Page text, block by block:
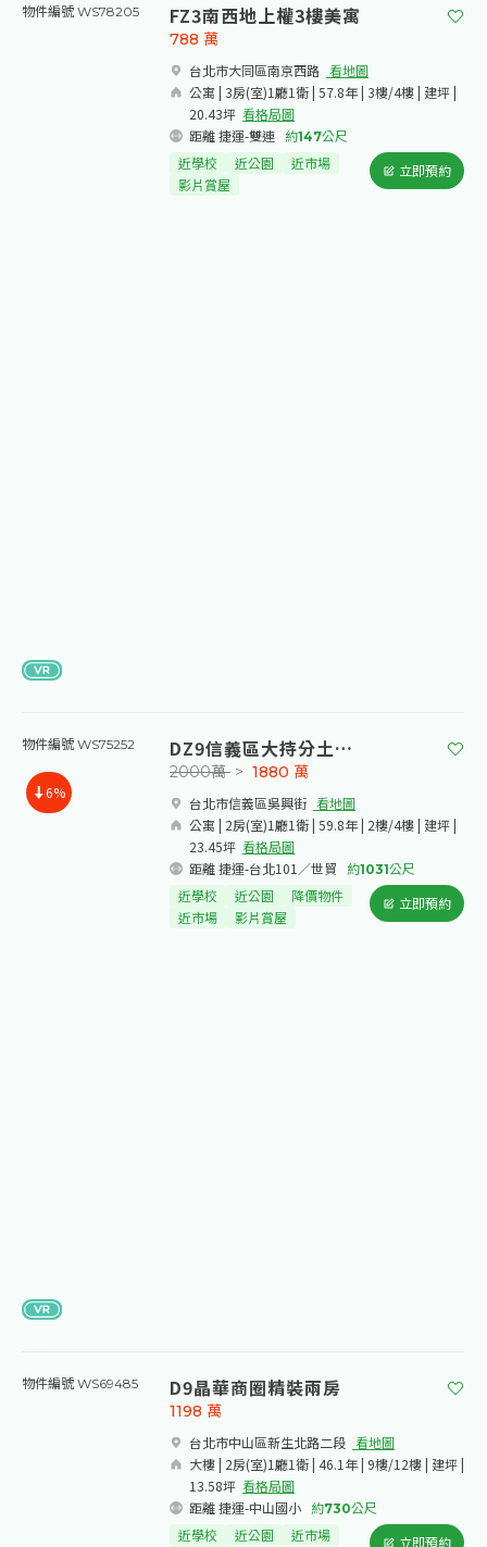
物件編號 WS78205 FZ3南西地上權3樓美寓
台北市大同區南京西路​ 看地圖
公寓 | 3房(室)1廳1衛 | 57.8年 | 3樓/4樓 | 建坪 |
20.43坪 看格局圖
距離 捷運-雙連
約147公尺
788 萬
近學校 近公園
近市場
影片賞屋
立即預約
物件編號 WS75252
6%
DZ9信義區大持分土地公寓
台北市信義區吳興街​ 看地圖
公寓 | 2房(室)1廳1衛 | 59.8年 | 2樓/4樓 | 建坪 |
23.45坪 看格局圖
距離 捷運-台北101／世貿
約1031公尺
2000萬 > 1880 萬
近學校 近公園
降價物件
近市場
影片賞屋
立即預約
物件編號 WS69485 D9晶華商圈精裝兩房
台北市中山區新生北路二段​ 看地圖
大樓 | 2房(室)1廳1衛 | 46.1年 | 9樓/12樓 | 建坪 |
13.58坪 看格局圖
距離 捷運-中山國小
約730公尺
1198 萬
近學校 近公園
近市場
立即預約